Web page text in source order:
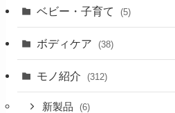
ベビー・子育て (5)
ボディケア (38)
モノ紹介 (312)
新製品 (6)